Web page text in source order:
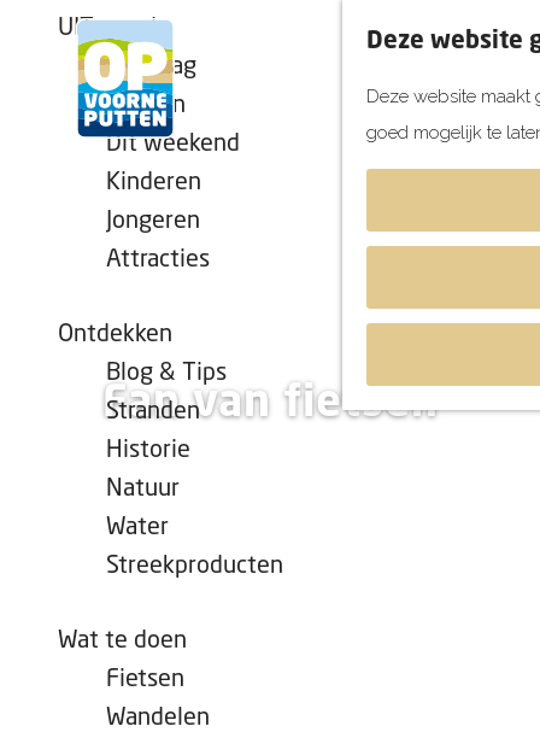
Deze website
Deze website
goed mogelijk te
r
a
UITagenda
Vandaag
Morgen
Dit weekend
Kinderen
Jongeren
Attracties
Ontdekken
Blog & Tips
Stranden
Historie
Natuur
Water
Streekproducten
Wat te doen
Fietsen
Wandelen
Fan van fietsen